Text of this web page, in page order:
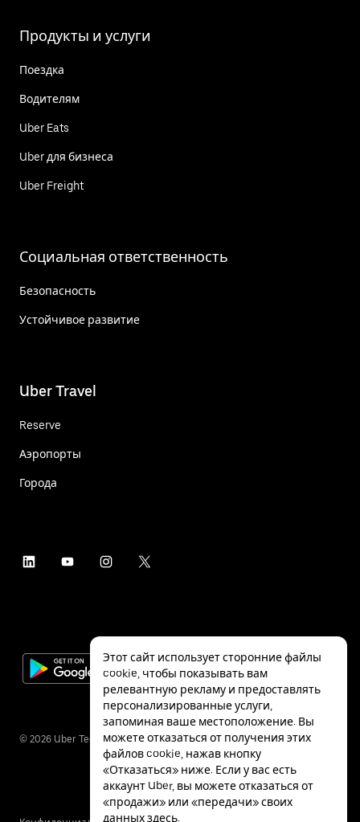
Продукты и услуги
Поездка
Водителям
Uber Eats
Uber для бизнеса
Uber Freight
Социальная ответственность
Безопасность
Устойчивое развитие
Uber Travel
Reserve
Аэропорты
Города
© 2026 Uber Technologies Inc.
Этот сайт использует сторонние файлы
cookie, чтобы показывать вам
релевантную рекламу и предоставлять
персонализированные услуги,
запоминая ваше местоположение. Вы
можете отказаться от получения этих
файлов cookie, нажав кнопку
«Отказаться» ниже. Если у вас есть
аккаунт Uber, вы можете отказаться от
«продажи» или «передачи» своих
данныхздесь.